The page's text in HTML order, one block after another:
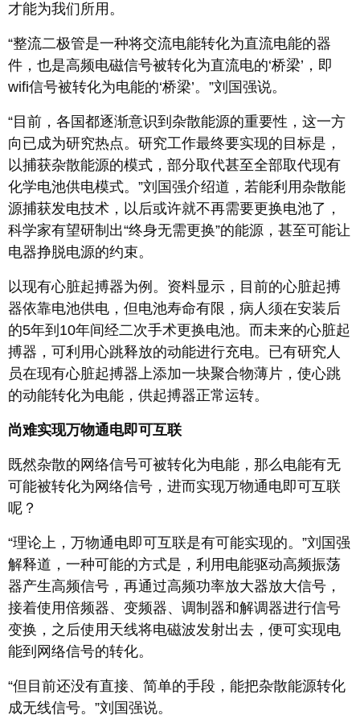
才能为我们所用。
“整流二极管是一种将交流电能转化为直流电能的器
件，也是高频电磁信号被转化为直流电的‘桥梁’，即
wifi信号被转化为电能的‘桥梁’。”刘国强说。
“目前，各国都逐渐意识到杂散能源的重要性，这一方
向已成为研究热点。研究工作最终要实现的目标是，
以捕获杂散能源的模式，部分取代甚至全部取代现有
化学电池供电模式。”刘国强介绍道，若能利用杂散能
源捕获发电技术，以后或许就不再需要更换电池了，
科学家有望研制出“终身无需更换”的能源，甚至可能让
电器挣脱电源的约束。
以现有心脏起搏器为例。资料显示，目前的心脏起搏
器依靠电池供电，但电池寿命有限，病人须在安装后
的5年到10年间经二次手术更换电池。而未来的心脏起
搏器，可利用心跳释放的动能进行充电。已有研究人
员在现有心脏起搏器上添加一块聚合物薄片，使心跳
的动能转化为电能，供起搏器正常运转。
尚难实现万物通电即可互联
既然杂散的网络信号可被转化为电能，那么电能有无
可能被转化为网络信号，进而实现万物通电即可互联
呢？
“理论上，万物通电即可互联是有可能实现的。”刘国强
解释道，一种可能的方式是，利用电能驱动高频振荡
器产生高频信号，再通过高频功率放大器放大信号，
接着使用倍频器、变频器、调制器和解调器进行信号
变换，之后使用天线将电磁波发射出去，便可实现电
能到网络信号的转化。
“但目前还没有直接、简单的手段，能把杂散能源转化
成无线信号。”刘国强说。